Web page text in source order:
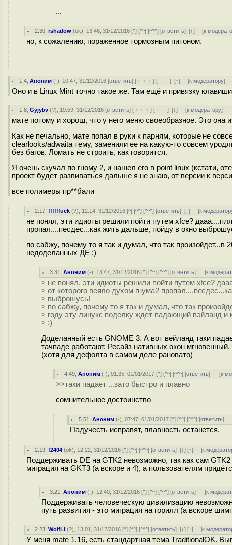
...
2.30 ,rshadow (ok), 13:46, 31/12/2016 [^] [^^] [^^^] [ответить][↑] [к
но, к сожалению, пораженное тормозным питоном.
1.4 ,Аноним (-), 10:47, 31/12/2016 [ответить] [ ﹢﹢﹢] [ · · ·][↑] [к модератору]
Оно и в Linux Mint точно такое же. Там ещё и привязку
1.8 ,Gyjybv (?), 10:59, 31/12/2016 [ответить] [ ﹢﹢﹢] [ · · ·][↓] [к модератору]
мате потому и хорош, что у него меню своеобразное. Это она
Как не печально, мате попал в руки к парням, которые не
clearlooks/adwaita тему, заменили ее на какую-то совсем
без багов. Ломать не строить, как говорится.
Я очень скучал по гному 2, и нашел его в point linux (кстати,
проект будет развиваться дальше я не знаю, от версии к
все полимеры пр**бали
2.17 ,ffffffuck (?), 12:14, 31/12/2016 [^] [^^] [^^^] [ответить][↓] [к
не понял, эти идиоты решили пойти путем xfce?
пропал....песдес...как жить дальше, пойду в окно
по сабжу, почему то я так и думал, что так
недоделанных ДЕ ;)
3.31 ,Аноним (-), 13:47, 31/12/2016 [^] [^^] [^^^] [ответить] [к
> не понял, эти идиоты решили пойти путем xfce?
> от которого веяло духом гнума2
> выброшусь!
> по сабжу, почему то я так и думал, что так
> году эту линукс поделку ждет падающий вэйланд
> ;)
Доделанный есть GNOME 3. А вот вейланд таки
тачпаде работают. Ресайз нативных окон
(хотя для дефолта в самом деле рановато)
4.49 ,Аноним (-), 01:35, 01/01/2017 [^] [^^] [^^^] [ответить] [к
>>таки падает ...зато быстро и плавно
сомнительное достоинство
5.51 ,Аноним (-), 07:47, 01/01/2017 [^] [^^] [^^^] [ответить]
Падучесть исправят, плавность останется.
2.19 ,f2404 (ok), 12:22, 31/12/2016 [^] [^^] [^^^] [ответить][↓] [↑] [к
Поддерживать DE на GTK2 невозможно, так как сам
миграция на GKT3 (а вскоре и 4), а пользователям
3.21 ,Аноним (-), 12:40, 31/12/2016 [^] [^^] [^^^] [ответить] [к
Поддерживать человеческую цивилизацию
путь развития - это миграция на горилл (а вскоре
2.23 ,WolfLi (?), 13:01, 31/12/2016 [^] [^^] [^^^] [ответить][↓] [↑] [к
У меня mate 1.16, есть стандартная тема TraditionalOK.